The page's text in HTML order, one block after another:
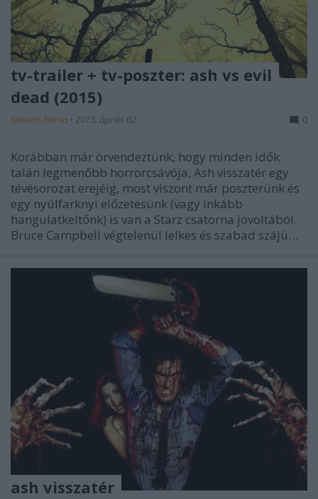
tv-trailer + tv-poszter: ash vs evil
dead (2015)
Németh Barna • 2015. április 02. 0
Korábban már örvendeztünk, hogy minden idők
talán legmenőbb horrorcsávója, Ash visszatér egy
tévésorozat erejéig, most viszont már poszterünk és
egy nyúlfarknyi előzetesünk (vagy inkább
hangulatkeltőnk) is van a Starz csatorna jóvoltából.
Bruce Campbell végtelenül lelkes és szabad szájú…
ash visszatér